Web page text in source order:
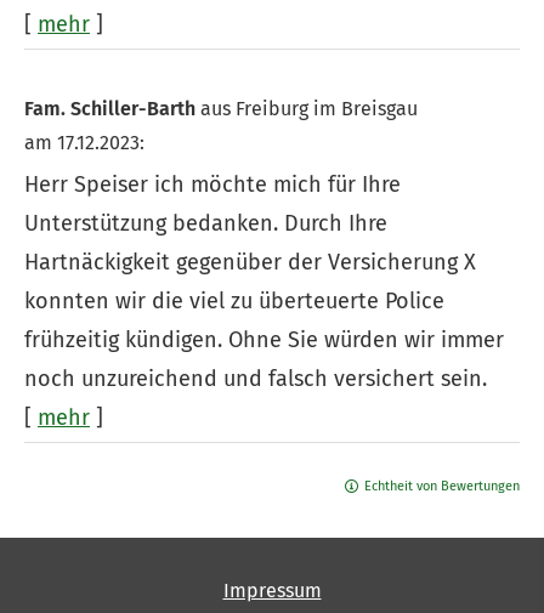
[ mehr ]
Fam. Schiller-Barth aus Freiburg im Breisgau
am 17.12.2023:
Herr Speiser ich möchte mich für Ihre
Unterstützung bedanken. Durch Ihre
Hartnäckigkeit gegenüber der Versicherung X
konnten wir die viel zu überteuerte Police
frühzeitig kündigen. Ohne Sie würden wir immer
noch unzureichend und falsch versichert sein.
[ mehr ]
Echtheit von Bewertungen
Impressum